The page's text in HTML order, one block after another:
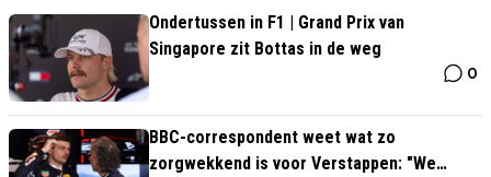
Ondertussen in F1 | Grand Prix van
Singapore zit Bottas in de weg
0
BBC-correspondent weet wat zo
zorgwekkend is voor Verstappen: "We